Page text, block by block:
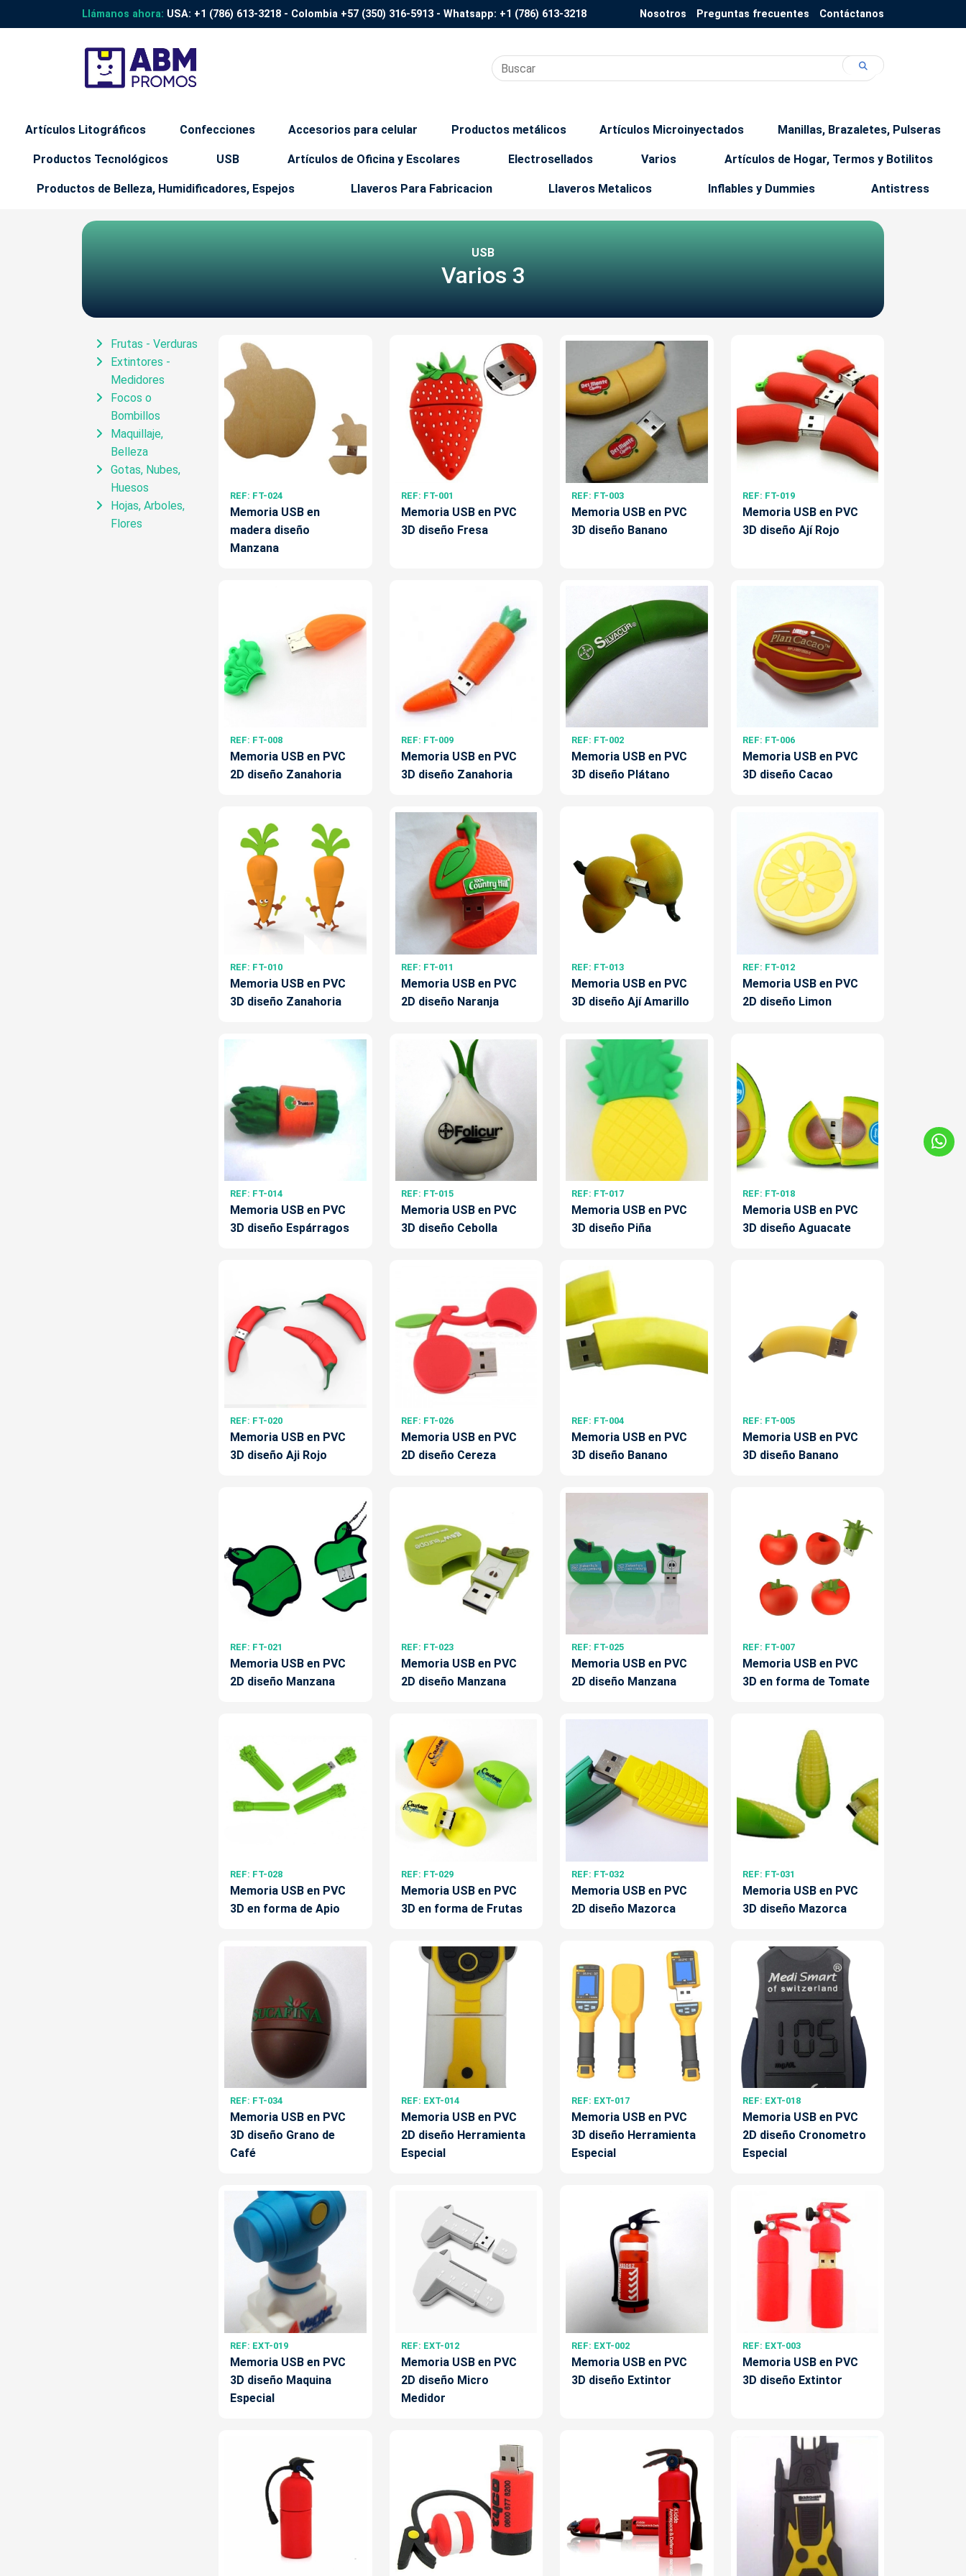
Llámanos ahora: USA: +1 (786) 613-3218 - Colombia +57 (350) 316-5913 - Whatsapp: +1 (786) 613-3218 Nosotros Preguntas frecuentes Contáctanos
Artículos Litográficos Confecciones Accesorios para celular Productos metálicos Artículos Microinyectados Manillas, Brazaletes, Pulseras
Productos Tecnológicos USB Artículos de Oficina y Escolares Electrosellados Varios Artículos de Hogar, Termos y Botilitos
Productos de Belleza, Humidificadores, Espejos Llaveros Para Fabricacion Llaveros Metalicos Inflables y Dummies Antistress
USB
Varios 3
Frutas - Verduras
Extintores -
Medidores
Focos o
Bombillos
Maquillaje,
Belleza
Gotas, Nubes,
Huesos
Hojas, Arboles,
Flores
REF: FT-024
Memoria USB en
madera diseño
Manzana
REF: FT-001
Memoria USB en PVC
3D diseño Fresa
REF: FT-003
Memoria USB en PVC
3D diseño Banano
REF: FT-019
Memoria USB en PVC
3D diseño Ají Rojo
REF: FT-008
Memoria USB en PVC
2D diseño Zanahoria
REF: FT-009
Memoria USB en PVC
3D diseño Zanahoria
REF: FT-002
Memoria USB en PVC
3D diseño Plátano
REF: FT-006
Memoria USB en PVC
3D diseño Cacao
REF: FT-010
Memoria USB en PVC
3D diseño Zanahoria
REF: FT-011
Memoria USB en PVC
2D diseño Naranja
REF: FT-013
Memoria USB en PVC
3D diseño Ají Amarillo
REF: FT-012
Memoria USB en PVC
2D diseño Limon
REF: FT-014
Memoria USB en PVC
3D diseño Espárragos
REF: FT-015
Memoria USB en PVC
3D diseño Cebolla
REF: FT-017
Memoria USB en PVC
3D diseño Piña
REF: FT-018
Memoria USB en PVC
3D diseño Aguacate
REF: FT-020
Memoria USB en PVC
3D diseño Aji Rojo
REF: FT-026
Memoria USB en PVC
2D diseño Cereza
REF: FT-004
Memoria USB en PVC
3D diseño Banano
REF: FT-005
Memoria USB en PVC
3D diseño Banano
REF: FT-021
Memoria USB en PVC
2D diseño Manzana
REF: FT-023
Memoria USB en PVC
2D diseño Manzana
REF: FT-025
Memoria USB en PVC
2D diseño Manzana
REF: FT-007
Memoria USB en PVC
3D en forma de Tomate
REF: FT-028
Memoria USB en PVC
3D en forma de Apio
REF: FT-029
Memoria USB en PVC
3D en forma de Frutas
REF: FT-032
Memoria USB en PVC
2D diseño Mazorca
REF: FT-031
Memoria USB en PVC
3D diseño Mazorca
REF: FT-034
Memoria USB en PVC
3D diseño Grano de
Café
REF: EXT-014
Memoria USB en PVC
2D diseño Herramienta
Especial
REF: EXT-017
Memoria USB en PVC
3D diseño Herramienta
Especial
REF: EXT-018
Memoria USB en PVC
2D diseño Cronometro
Especial
REF: EXT-019
Memoria USB en PVC
3D diseño Maquina
Especial
REF: EXT-012
Memoria USB en PVC
2D diseño Micro
Medidor
REF: EXT-002
Memoria USB en PVC
3D diseño Extintor
REF: EXT-003
Memoria USB en PVC
3D diseño Extintor